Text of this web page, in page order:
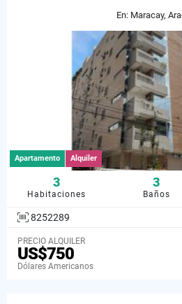
En: Maracay,
Apartamento Alquiler
3
Habitaciones
3
Baños
8252289
PRECIO ALQUILER
US$750
Dólares Americanos